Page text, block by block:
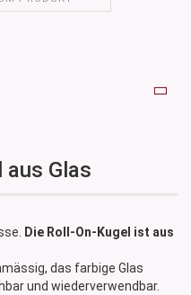
aus Glas
Die Roll-On-Kugel ist aus
das farbige Glas
und wiederverwendbar.